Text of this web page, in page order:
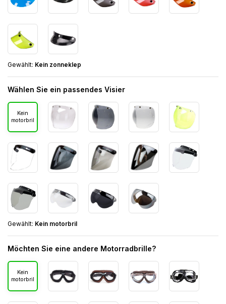
Gewählt: Kein zonneklep
Wählen Sie ein passendes Visier
Kein
motorbril
Gewählt: Kein motorbril
Möchten Sie eine andere Motorradbrille?
Kein
motorbril